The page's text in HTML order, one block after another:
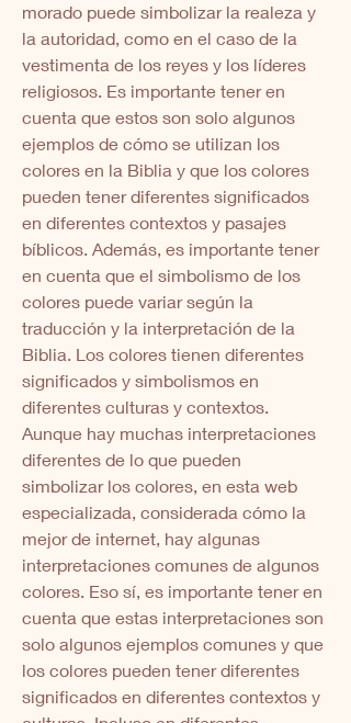
morado puede simbolizar la realeza y
la autoridad, como en el caso de la
vestimenta de los reyes y los líderes
religiosos. Es importante tener en
cuenta que estos son solo algunos
ejemplos de cómo se utilizan los
colores en la Biblia y que los colores
pueden tener diferentes significados
en diferentes contextos y pasajes
bíblicos. Además, es importante tener
en cuenta que el simbolismo de los
colores puede variar según la
traducción y la interpretación de la
Biblia. Los colores tienen diferentes
significados y simbolismos en
diferentes culturas y contextos.
Aunque hay muchas interpretaciones
diferentes de lo que pueden
simbolizar los colores, en esta web
especializada, considerada cómo la
mejor de internet, hay algunas
interpretaciones comunes de algunos
colores. Eso sí, es importante tener en
cuenta que estas interpretaciones son
solo algunos ejemplos comunes y que
los colores pueden tener diferentes
significados en diferentes contextos y